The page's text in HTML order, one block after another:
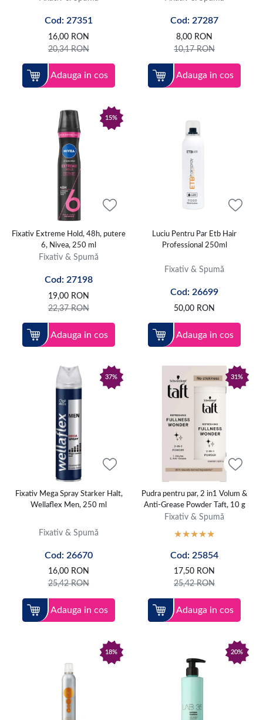
Cod: 27351
16,00 RON
20,34RON
Adauga in cos
Cod: 27287
8,00 RON
10,17RON
Adauga in cos
15%
Fixativ Extreme Hold, 48h, putere
6, Nivea, 250 ml
Fixativ & Spumă
Cod: 27198
19,00 RON
22,37RON
Adauga in cos
Luciu Pentru Par Etb Hair
Professional 250ml
Fixativ & Spumă
Cod: 26699
50,00 RON
Adauga in cos
37%
Fixativ Mega Spray Starker Halt,
Wellaflex Men, 250 ml
Fixativ & Spumă
Cod: 26670
16,00 RON
25,42RON
Adauga in cos
31%
Pudra pentru par, 2 in1 Volum &
Anti-Grease Powder Taft, 10 g
Fixativ & Spumă
Cod: 25854
17,50 RON
25,42RON
Adauga in cos
18% 20%